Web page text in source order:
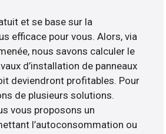
et se base sur la
efficace pour vous. Alors, via
nous savons calculer le
d’installation de panneaux
deviendront profitables. Pour
de plusieurs solutions.
vous proposons un
l’autoconsommation ou